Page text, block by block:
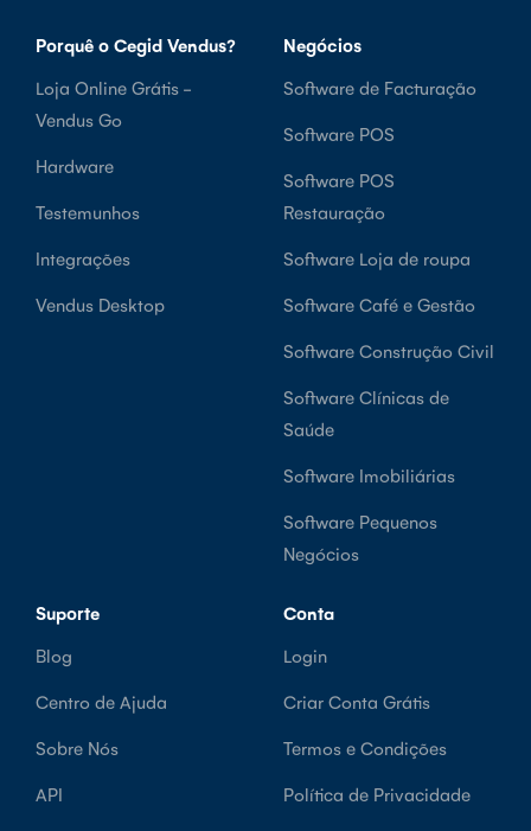
Porquê o Cegid Vendus?
Loja Online Grátis -
Vendus Go
Hardware
Testemunhos
Integrações
Vendus Desktop
Negócios
Software de Facturação
Software POS
Software POS
Restauração
Software Loja de roupa
Software Café e Gestão
Software Construção Civil
Software Clínicas de
Saúde
Software Imobiliárias
Software Pequenos
Negócios
Suporte
Blog
Centro de Ajuda
Sobre Nós
API
Conta
Login
Criar Conta Grátis
Termos e Condições
Política de Privacidade